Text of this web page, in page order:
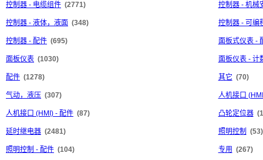
控制器 - 电缆组件 (2771) 控制器 - 机械
控制器 - 液体，液面 (348) 控制器 - 可编
控制器 - 配件 (695) 面板式仪表 -
面板仪表 (1030) 面板仪表 - 计
配件 (1278) 其它 (70)
气动，液压 (307) 人机接口
人机接口 (HMI) - 配件 (87) 凸轮定位器
延时继电器 (2481) 照明控制 (53)
照明控制 - 配件 (104) 专用 (267)